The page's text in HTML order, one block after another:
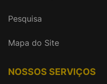
Pesquisa
Mapa do Site
NOSSOS SERVIÇOS